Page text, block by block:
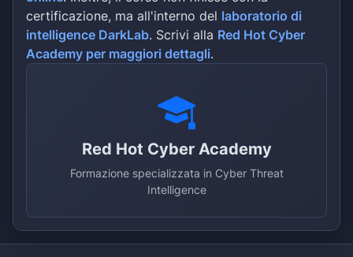
certificazione, ma all'interno del laboratorio di
intelligence DarkLab. Scrivi alla Red Hot Cyber
Academy per maggiori dettagli.
Red Hot Cyber Academy
Formazione specializzata in Cyber Threat
Intelligence